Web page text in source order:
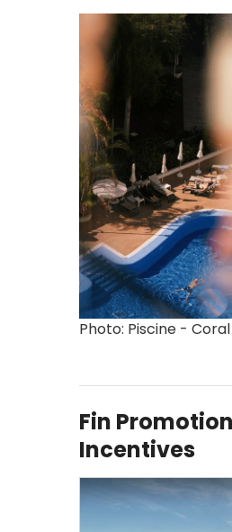
Photo: Piscine -
Fin
Incentives